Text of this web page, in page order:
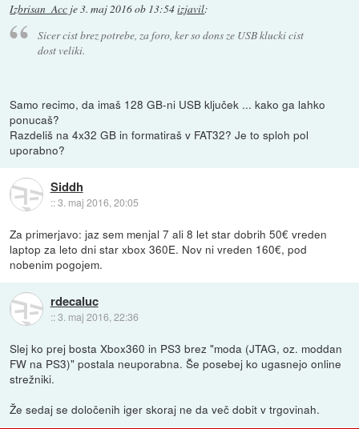
Izbrisan_Acc je3. maj 2016 ob 13:54izjavil:
Sicer cist brez potrebe, za foro, ker so dons ze USB klucki cist
dost veliki.
Samo recimo, da imaš 128 GB-ni USB ključek ... kako ga lahko
ponucaš?
Razdeliš na 4x32 GB in formatiraš v FAT32? Je to sploh pol
uporabno?
Siddh
::3. maj 2016, 20:05
Za primerjavo: jaz sem menjal 7 ali 8 let star dobrih 50€ vreden
laptop za leto dni star xbox 360E. Nov ni vreden 160€, pod
nobenim pogojem.
rdecaluc
::3. maj 2016, 22:36
Slej ko prej bosta Xbox360 in PS3 brez "moda (JTAG, oz. moddan
FW na PS3)" postala neuporabna. Še posebej ko ugasnejo online
strežniki.
Že sedaj se določenih iger skoraj ne da več dobit v trgovinah.